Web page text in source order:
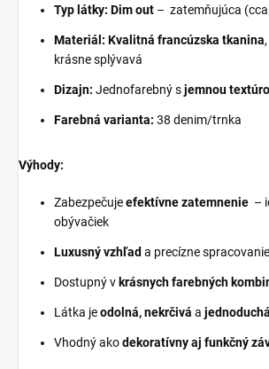
Typ látky: Dim out – zatemňujúca
Materiál: Kvalitná francúzska tkanina
krásne splývavá
Dizajn: Jednofarebný sjemnou
Farebná varianta: 38 denim/trnka
Výhody:
Zabezpečujeefektívne zatemnenie –
obývačiek
Luxusný vzhľad a precízne spracovanie
Dostupný v krásnych farebných
Látka jeodolná, nekrčivá a
Vhodný akodekoratívny aj funkčný